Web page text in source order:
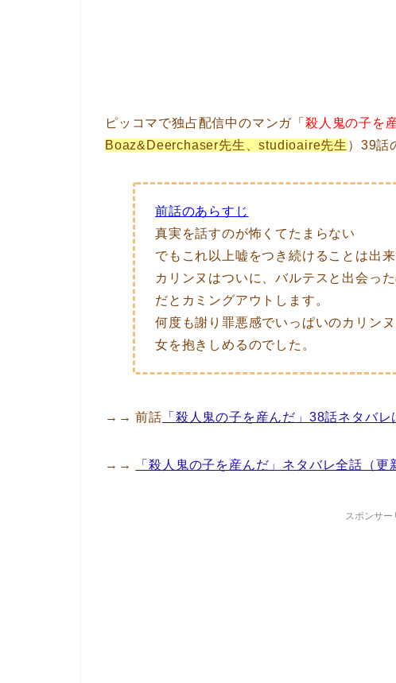
ピッコマで独占配信中のマンガ「 殺人鬼の子を
Boaz&Deerchaser先生、studioaire先生 ）39話
前話のあらすじ
真実を話すのが怖くてたまらない
でもこれ以上嘘をつき続けることは出
カリンヌはついに、バルテスと出会っ
だとカミングアウトします。
何度も謝り罪悪感でいっぱいのカリン
女を抱きしめるのでした。
→→ 前話 「殺人鬼の子を産んだ」38話ネタバレ
→→ 「殺人鬼の子を産んだ」ネタバレ全話（更
スポンサー